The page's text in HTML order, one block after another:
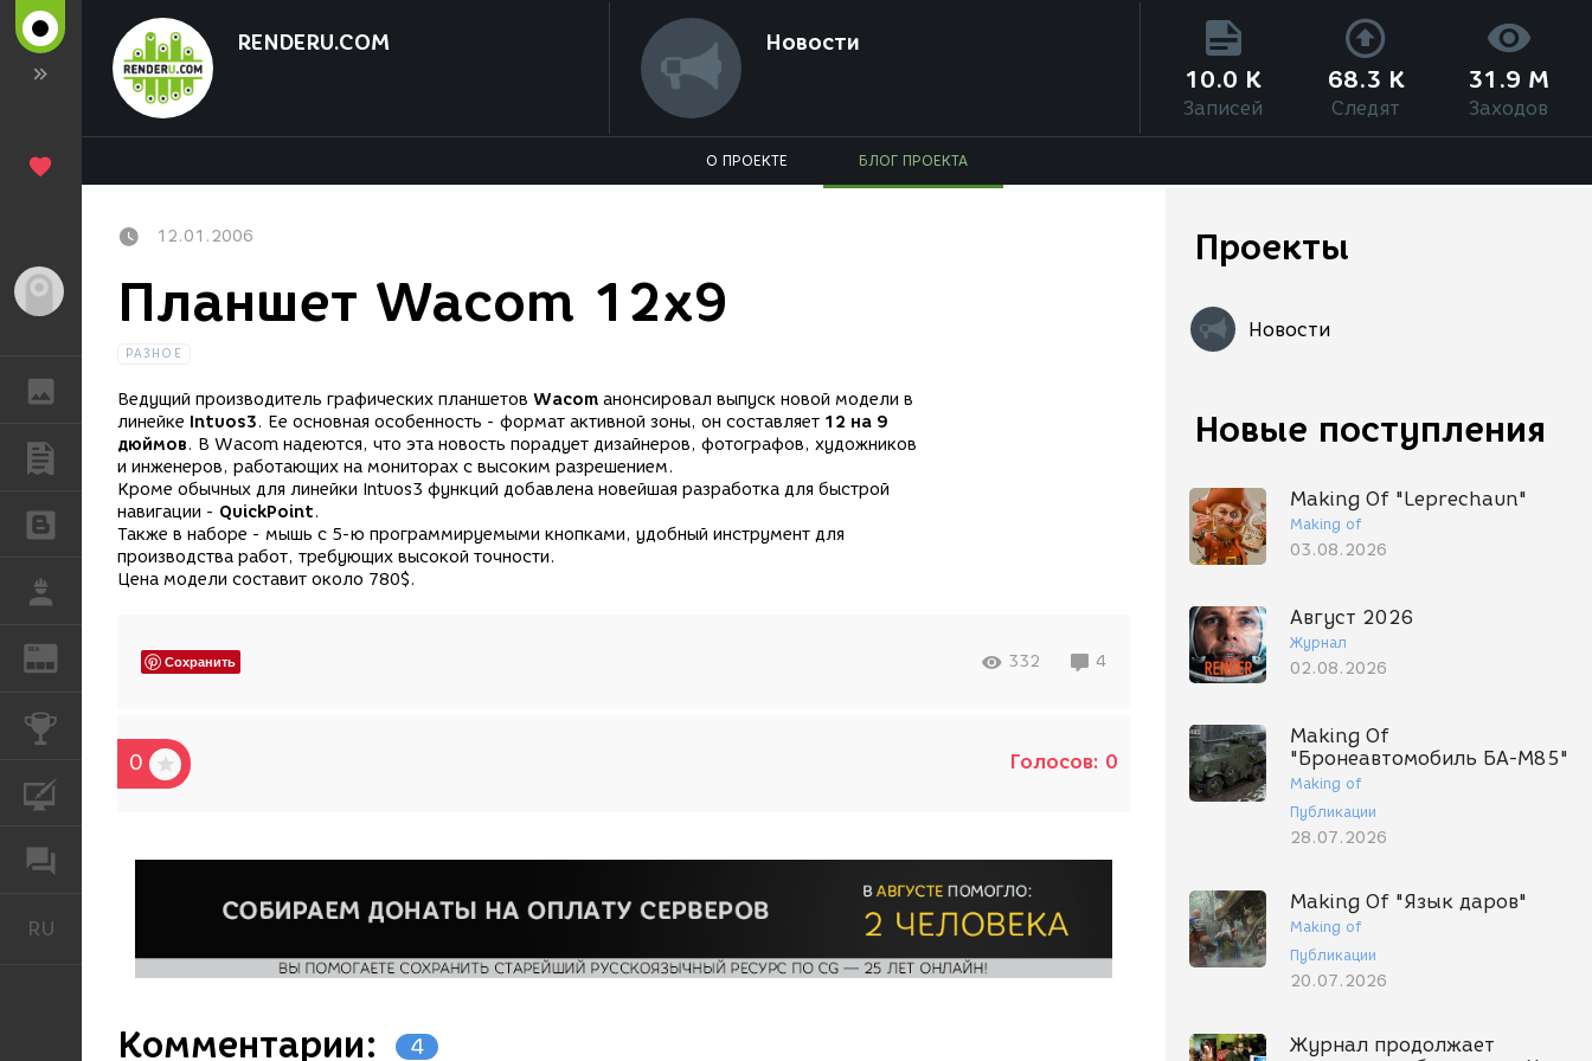
ГАЛЕРЕЯ
ПУБЛИКАЦИИ
БЛОГИ
РАБОТА
REN ЖУРНАЛ
КУРСЫ
ФОРУМ
RU
RENDERU.COM Новости
10.0 K
Записей
68.3 K
Следят
31.9 M
Заходов
О ПРОЕКТЕ БЛОГ ПРОЕКТА
Проекты
Новости
Новые поступления
Making Of "Leprechaun"
Making of
03.08.2026
Август 2026
Журнал
02.08.2026
Making Of
"Бронеавтомобиль БА-М85"
Making of
Публикации
28.07.2026
Making Of "Язык даров"
Making of
Публикации
20.07.2026
Журнал продолжает
12.01.2006
Планшет Wacom 12x9
РАЗНОЕ
Ведущий производитель графических планшетов Wacom анонсировал выпуск новой модели в
линейке Intuos3. Ее основная особенность - формат активной зоны, он составляет 12 на 9
дюймов. В Wacom надеются, что эта новость порадует дизайнеров, фотографов, художников
и инженеров, работающих на мониторах с высоким разрешением.
Кроме обычных для линейки Intuos3 функций добавлена новейшая разработка для быстрой
навигации - QuickPoint.
Также в наборе - мышь с 5-ю программируемыми кнопками, удобный инструмент для
производства работ, требующих высокой точности.
Цена модели составит около 780$.
Сохранить 332 4
0 Голосов: 0
Комментарии: 4